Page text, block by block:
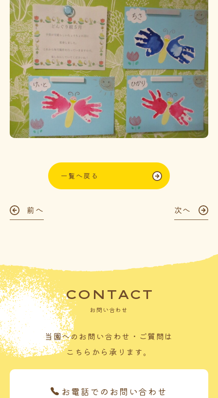
一覧へ戻る
前へ 次へ
CONTACT
お問い合わせ
当園へのお問い合わせ・ご質問は
こちらから承ります。
お電話でのお問い合わせ